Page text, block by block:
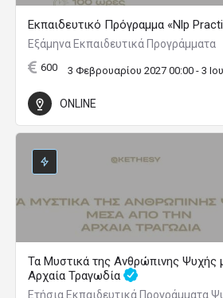
Εκπαιδευτικό Πρόγραμμα «Nlp
Εξάμηνα Εκπαιδευτικά Προγράμματα
600 3 Φεβρουαρίου 2027 00:00 - 3
ONLINE
Τα Μυστικά της Ανθρώπινης Ψυχής
Αρχαία Τραγωδία
Ετήσια Εκπαιδευτικά Προγράμματα